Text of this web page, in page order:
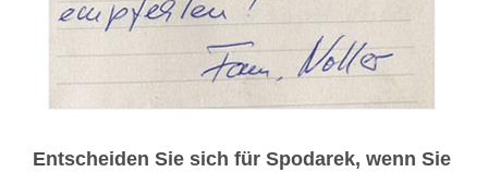
Entscheiden Sie sich für Spodarek, wenn Sie